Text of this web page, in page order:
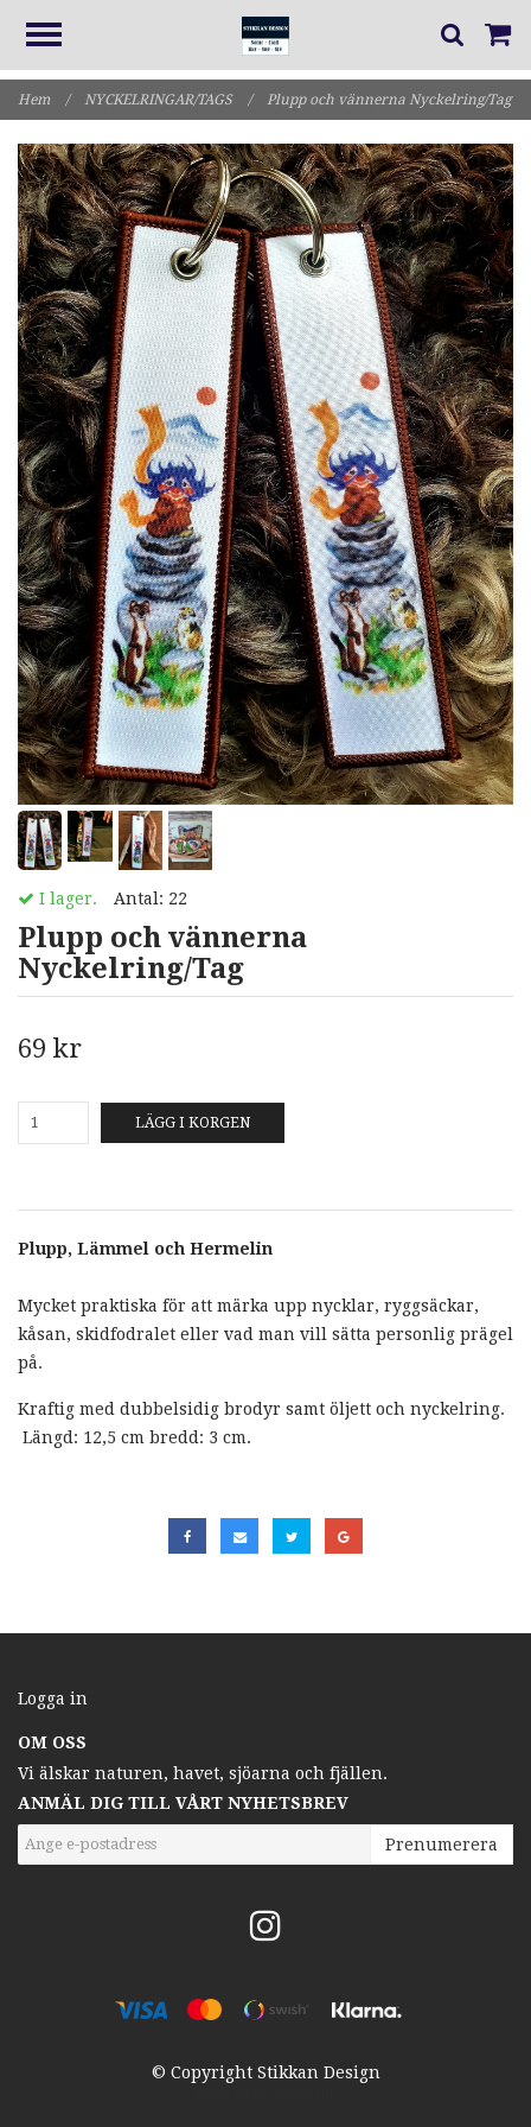
Hem / NYCKELRINGAR/TAGS / Plupp och vännerna Nyckelring/Tag
I lager. Antal: 22
Plupp och vännerna
Nyckelring/Tag
69 kr
LÄGG I KORGEN
Plupp, Lämmel och Hermelin
Mycket praktiska för att märka upp nycklar, ryggsäckar,
kåsan, skidfodralet eller vad man vill sätta personlig prägel
på.
Kraftig med dubbelsidig brodyr samt öljett och nyckelring.
Längd: 12,5 cm bredd: 3 cm.
Logga in
OM OSS
Vi älskar naturen, havet, sjöarna och fjällen.
ANMÄL DIG TILL VÅRT NYHETSBREV
Prenumerera
© Copyright Stikkan Design